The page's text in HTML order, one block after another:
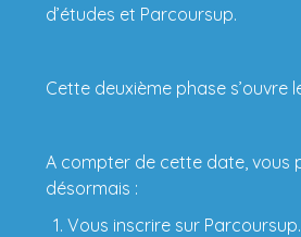
d’études et Parcoursup.
Cette deuxième phase s’ouvre
A compter de cette date, vous
désormais :
Vous inscrire sur Parcoursup.